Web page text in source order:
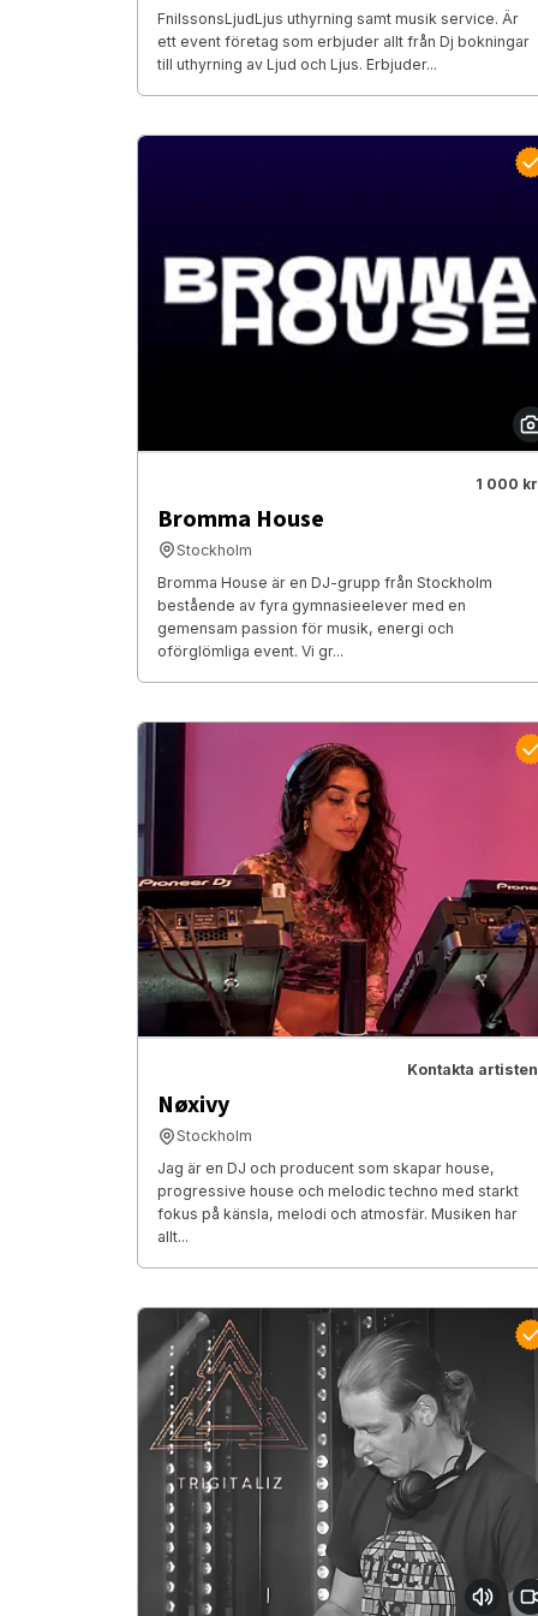
FnilssonsLjudLjus uthyrning samt musik service. Är
ett event företag som erbjuder allt från Dj bokningar
till uthyrning av Ljud och Ljus. Erbjuder...
1 000 kr
Bromma House
Stockholm
Bromma House är en DJ-grupp från Stockholm
bestående av fyra gymnasieelever med en
gemensam passion för musik, energi och
oförglömliga event. Vi gr...
Kontakta artisten
Nøxivy
Stockholm
Jag är en DJ och producent som skapar house,
progressive house och melodic techno med starkt
fokus på känsla, melodi och atmosfär. Musiken har
allt...